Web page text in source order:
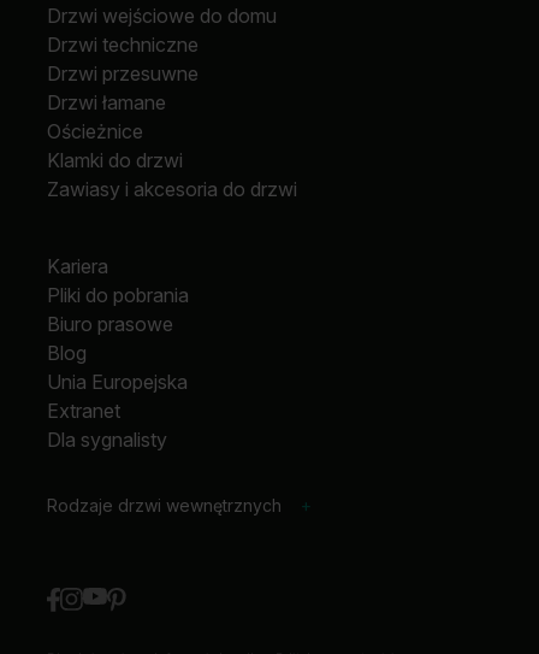
Drzwi wejściowe do domu
Drzwi techniczne
Drzwi przesuwne
Drzwi łamane
Ościeżnice
Klamki do drzwi
Zawiasy i akcesoria do drzwi
Kariera
Pliki do pobrania
Biuro prasowe
Blog
Unia Europejska
Extranet
Dla sygnalisty
Rodzaje drzwi wewnętrznych +